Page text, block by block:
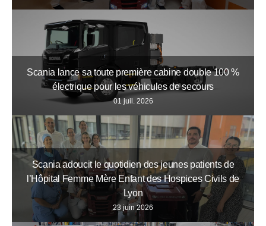
Scania lance sa toute première cabine double 100 %
électrique pour les véhicules de secours
01 juil. 2026
Scania adoucit le quotidien des jeunes patients de
l’Hôpital Femme Mère Enfant des Hospices Civils de
Lyon
23 juin 2026